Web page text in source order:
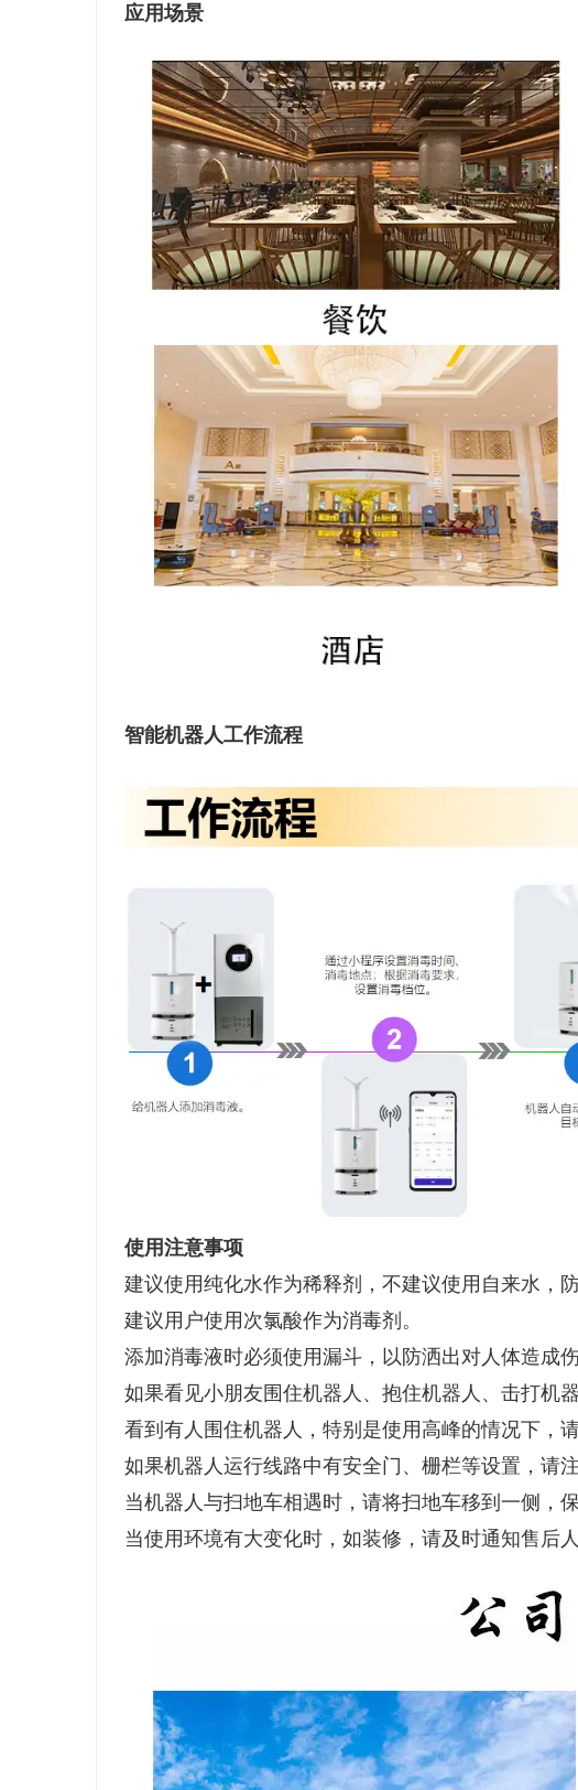
应用场景
智能机器人工作流程
使用注意事项
建议使用纯化水作为稀释剂，不建议使用自来水，
建议用户使用次氯酸作为消毒剂。
添加消毒液时必须使用漏斗，以防洒出对人体造成伤
如果看见小朋友围住机器人、抱住机器人、击打机
看到有人围住机器人，特别是使用高峰的情况下，
如果机器人运行线路中有安全门、栅栏等设置，请
当机器人与扫地车相遇时，请将扫地车移到一侧，
当使用环境有大变化时，如装修，请及时通知售后